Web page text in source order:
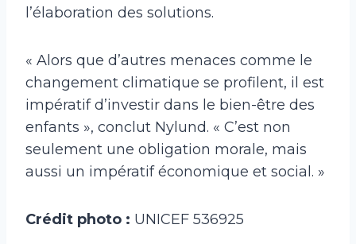
l’élaboration des solutions.
« Alors que d’autres menaces comme le
changement climatique se profilent, il est
impératif d’investir dans le bien-être des
enfants », conclut Nylund. « C’est non
seulement une obligation morale, mais
aussi un impératif économique et social. »
Crédit photo : UNICEF 536925